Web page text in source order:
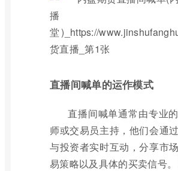
直播间喊单的运作模式
直播间喊单通常由专业
师或交易员主持，他们会通
与投资者实时互动，分享市
易策略以及具体的买卖信号